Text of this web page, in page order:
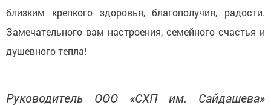
близким крепкого здоровья, благополучия, радости.
Замечательного вам настроения, семейного счастья и
душевного тепла!
Руководитель ООО «СХП им. Сайдашева»